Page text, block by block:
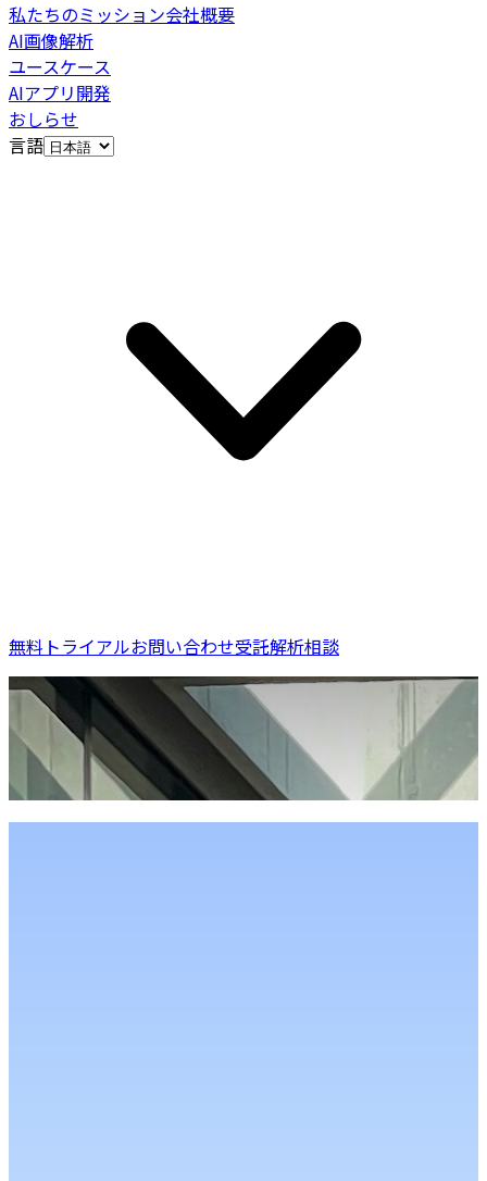
私たちのミッション会社概要
AI画像解析
ユースケース
AIアプリ開発
おしらせ
言語
無料トライアルお問い合わせ受託解析相談